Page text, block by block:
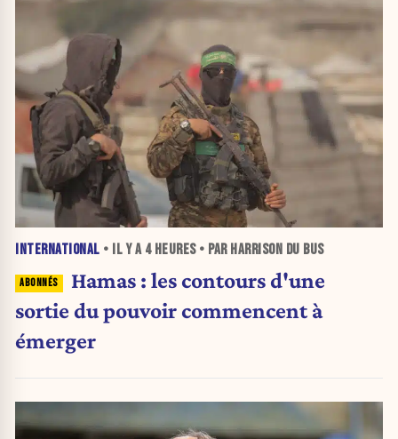
INTERNATIONAL • IL Y A 4 HEURES• PAR HARRISON DU BUS
Hamas : les contours d'une
sortie du pouvoir commencent à
émerger